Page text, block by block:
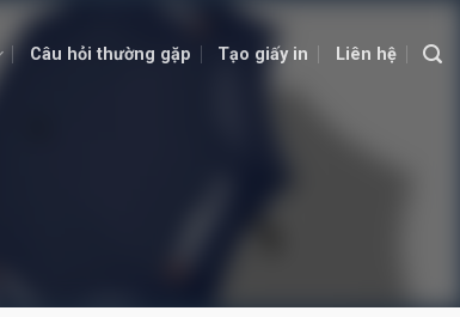
Câu hỏi thường gặp Tạo giấy in Liên hệ